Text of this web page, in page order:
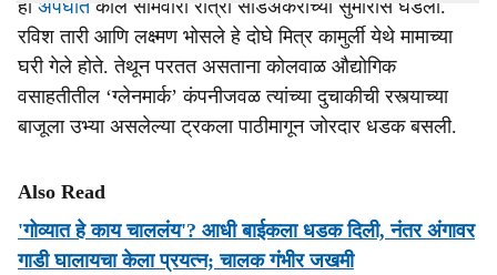
हा अपघात काल सोमवारी रात्री साडेअकराच्या सुमारास घडला.
रविश तारी आणि लक्ष्मण भोसले हे दोघे मित्र कामुर्ली येथे मामाच्या
घरी गेले होते. तेथून परतत असताना कोलवाळ औद्योगिक
वसाहतीतील ‘ग्लेनमार्क’ कंपनीजवळ त्यांच्या दुचाकीची रस्त्याच्या
बाजूला उभ्या असलेल्या ट्रकला पाठीमागून जोरदार धडक बसली.
Also Read
'गोव्यात हे काय चाललंय'? आधी बाईकला धडक दिली, नंतर अंगावर
गाडी घालायचा केला प्रयत्न; चालक गंभीर जखमी